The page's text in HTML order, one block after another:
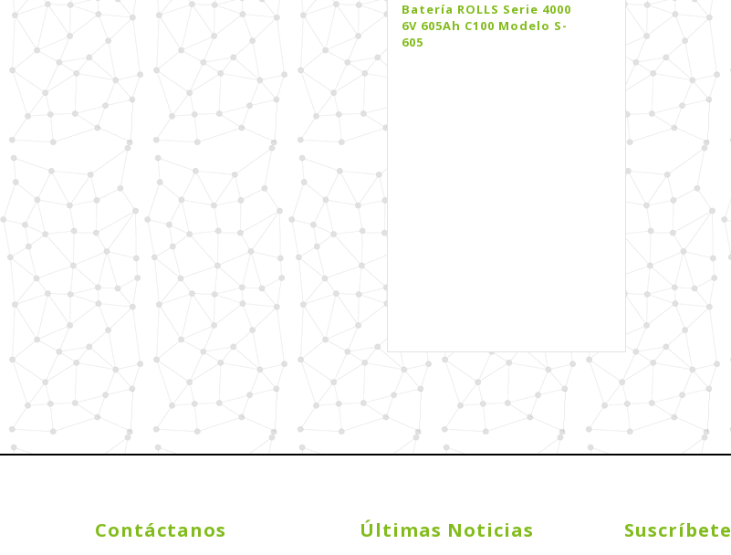
Batería ROLLS Serie 4000
6V 605Ah C100 Modelo S-
605
Contáctanos Últimas Noticias Suscríbete